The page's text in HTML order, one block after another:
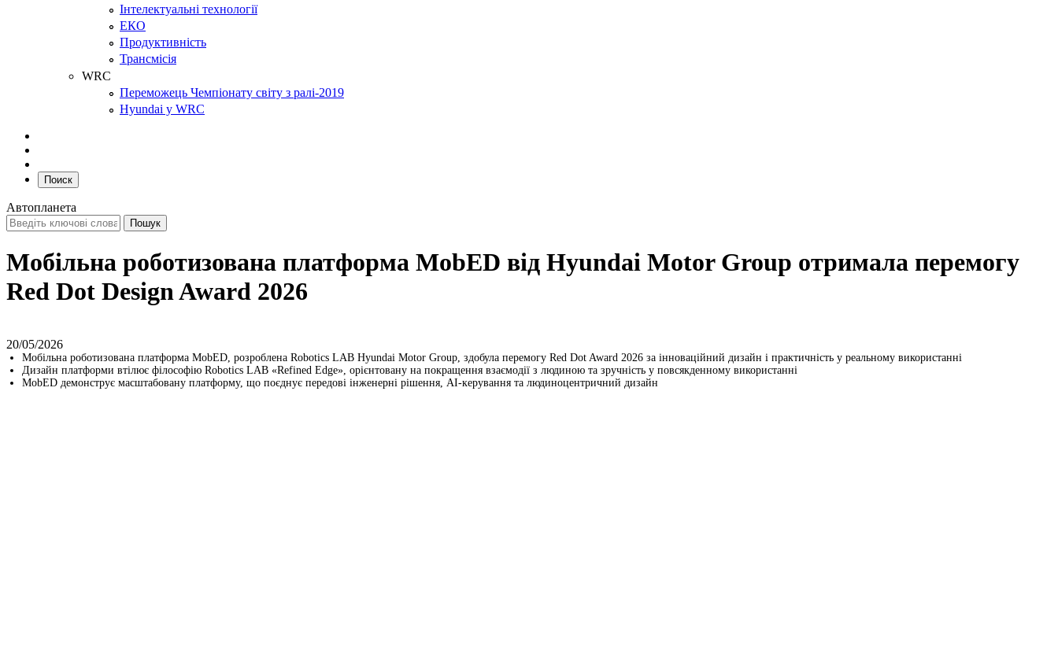
Інтелектуальні технології
ЕКО
Продуктивність
Трансмісія
WRC
Переможець Чемпіонату світу з ралі-2019
Hyundai у WRC
Поиск
Автопланета
Мобільна роботизована платформа MobED від Hyundai Motor Group отримала перемогу
Red Dot Design Award 2026
20/05/2026
Мобільна роботизована платформа MobED, розроблена Robotics LAB Hyundai Motor Group, здобула перемогу Red Dot Award 2026 за інноваційний дизайн і практичність у реальному використанні
Дизайн платформи втілює філософію Robotics LAB «Refined Edge», орієнтовану на покращення взаємодії з людиною та зручність у повсякденному використанні
MobED демонструє масштабовану платформу, що поєднує передові інженерні рішення, AI-керування та людиноцентричний дизайн